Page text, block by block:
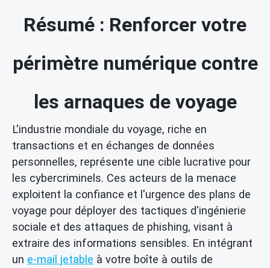
Résumé : Renforcer votre
périmètre numérique contre
les arnaques de voyage
L'industrie mondiale du voyage, riche en
transactions et en échanges de données
personnelles, représente une cible lucrative pour
les cybercriminels. Ces acteurs de la menace
exploitent la confiance et l'urgence des plans de
voyage pour déployer des tactiques d'ingénierie
sociale et des attaques de phishing, visant à
extraire des informations sensibles. En intégrant
un e-mail jetable à votre boîte à outils de